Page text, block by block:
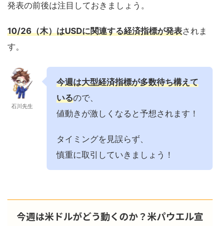
発表の前後は注目しておきましょう。
10/26（木）はUSDに関連する経済指標が発表されま
す。
石川先生
今週は大型経済指標が多数待ち構えて
いるので、
値動きが激しくなると予想されます！
タイミングを見誤らず、
慎重に取引していきましょう！
今週は米ドルがどう動くのか？米パウエル宣